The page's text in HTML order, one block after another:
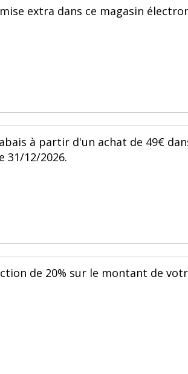
extra dans ce magasin
à partir d'un achat de 49€
31/12/2026.
de 20% sur le montant de